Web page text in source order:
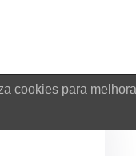
cookies para